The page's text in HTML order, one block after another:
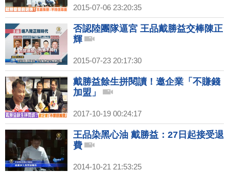
2015-07-06 23:20:35
否認陸團隊逼宮 王品戴勝益交棒陳正
輝
2015-07-23 20:17:30
戴勝益餘生拼閱讀！邀企業「不賺錢
加盟」
2017-10-19 00:24:17
王品染黑心油 戴勝益：27日起接受退
費
2014-10-21 21:53:25